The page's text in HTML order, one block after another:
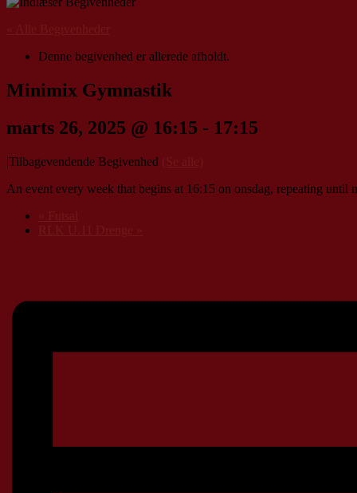
Denne begivenhed er allerede afholdt.
Minimix Gymnastik
marts 26, 2025 @ 16:15 - 17:15
|Tilbagevendende Begivenhed
An event every week that begins at 16:15 on onsdag, repeating until